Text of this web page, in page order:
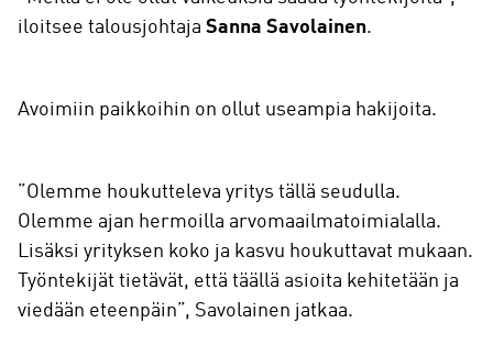
iloitsee talousjohtaja Sanna Savolainen.
Avoimiin paikkoihin on ollut useampia hakijoita.
”Olemme houkutteleva yritys tällä seudulla.
Olemme ajan hermoilla arvomaailmatoimialalla.
Lisäksi yrityksen koko ja kasvu houkuttavat mukaan.
Työntekijät tietävät, että täällä asioita kehitetään ja
viedään eteenpäin”, Savolainen jatkaa.